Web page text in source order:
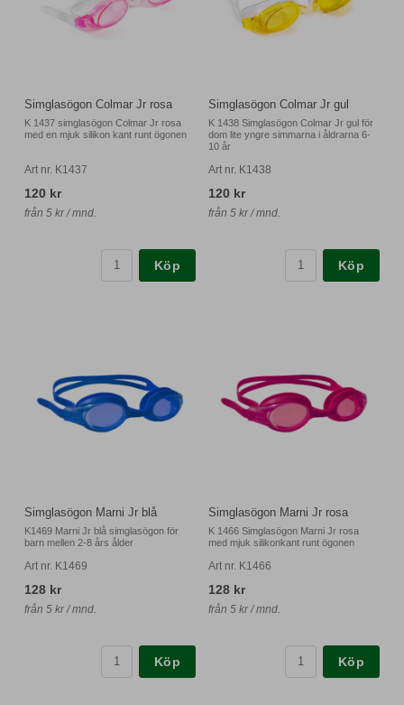
Simglasögon Colmar Jr rosa
K 1437 simglasögon Colmar Jr rosa
med en mjuk silikon kant runt ögonen
Art nr. K1437
120 kr
från 5 kr / mnd.
Köp
Simglasögon Colmar Jr gul
K 1438 Simglasögon Colmar Jr gul för
dom lite yngre simmarna i åldrarna 6-
10 år
Art nr. K1438
120 kr
från 5 kr / mnd.
Köp
Simglasögon Marni Jr blå
K1469 Marni Jr blå simglasögon för
barn mellen 2-8 års ålder
Art nr. K1469
128 kr
från 5 kr / mnd.
Köp
Simglasögon Marni Jr rosa
K 1466 Simglasögon Marni Jr rosa
med mjuk silikonkant runt ögonen
Art nr. K1466
128 kr
från 5 kr / mnd.
Köp